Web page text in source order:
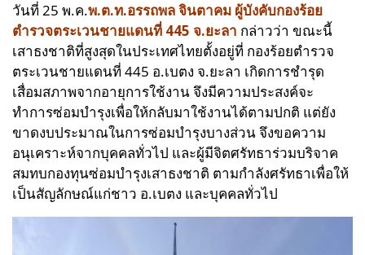
วันที่ 25 พ.ค.พ.ต.ท.อรรถพล จินตาคม ผู้บังคับกองร้อย
ตำรวจตระเวนชายแดนที่ 445 จ.ยะลา กล่าวว่า ขณะนี้
เสาธงชาติที่สูงสุดในประเทศไทยตั้งอยู่ที่ กองร้อยตำรวจ
ตระเวนชายแดนที่ 445 อ.เบตง จ.ยะลา เกิดการชำรุด
เสื่อมสภาพจากอายุการใช้งาน จึงมีความประสงค์จะ
ทำการซ่อมบำรุงเพื่อให้กลับมาใช้งานได้ตามปกติ แต่ยัง
ขาดงบประมาณในการซ่อมบำรุงบางส่วน จึงขอความ
อนุเคราะห์จากบุคคลทั่วไป และผู้มีจิตศรัทธาร่วมบริจาค
สมทบกองทุนซ่อมบำรุงเสาธงชาติ ตามกำลังศรัทธาเพื่อให้
เป็นสัญลักษณ์แก่ชาว อ.เบตง และบุคคลทั่วไป